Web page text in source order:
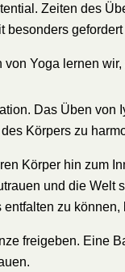
Zeiten des
Yoga lernen
Das Üben von
Körpers zu
Körper hin zum
und die
zu
freigeben. Eine